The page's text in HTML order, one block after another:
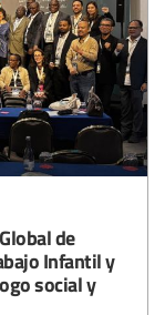
de
Infantil y
social y